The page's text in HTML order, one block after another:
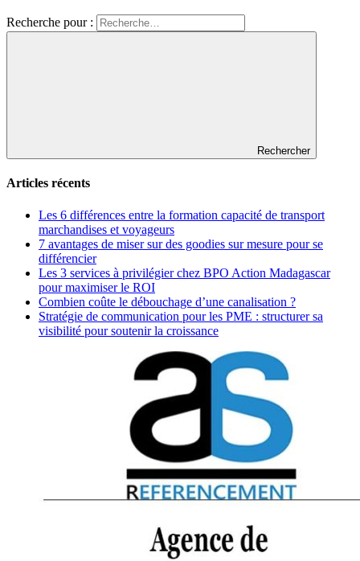
Recherche pour :
Rechercher
Articles récents
Les 6 différences entre la formation capacité de transport
marchandises et voyageurs
7 avantages de miser sur des goodies sur mesure pour se
différencier
Les 3 services à privilégier chez BPO Action Madagascar
pour maximiser le ROI
Combien coûte le débouchage d’une canalisation ?
Stratégie de communication pour les PME : structurer sa
visibilité pour soutenir la croissance